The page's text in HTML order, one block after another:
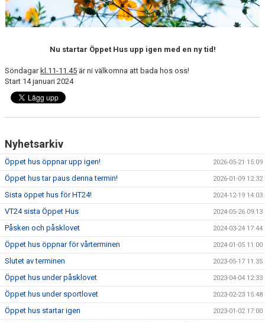
Nu startar Öppet Hus upp igen med en ny tid!
Söndagar kl.11-11.45 är ni välkomna att bada hos oss!
Start 14 januari 2024
Nyhetsarkiv
Öppet hus öppnar upp igen! 2026-05-21 15:09
Öppet hus tar paus denna termin! 2026-01-09 12:32
Sista öppet hus för HT24! 2024-12-19 14:03
VT24 sista Öppet Hus 2024-05-26 09:13
Påsken och påsklovet 2024-03-24 17:44
Öppet hus öppnar för vårterminen 2024-01-05 11:00
Slutet av terminen 2023-05-17 11:35
Öppet hus under påsklovet 2023-04-04 12:33
Öppet hus under sportlovet 2023-02-23 15:48
Öppet hus startar igen 2023-01-02 17:00